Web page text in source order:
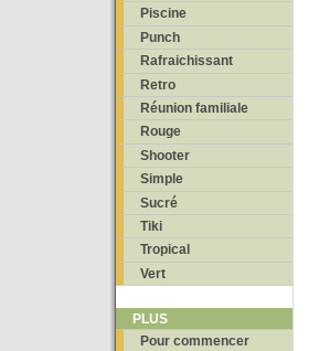
Piscine
Punch
Rafraichissant
Retro
Réunion familiale
Rouge
Shooter
Simple
Sucré
Tiki
Tropical
Vert
PLUS
Pour commencer